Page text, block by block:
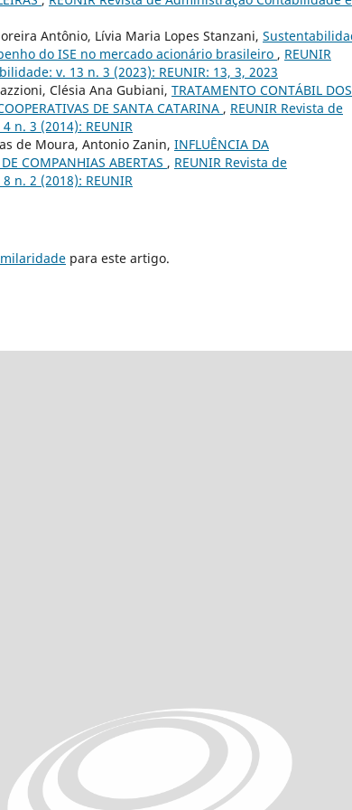
Antônio, Lívia Maria Lopes Stanzani,
do ISE no mercado acionário brasileiro , REUNIR
v. 13 n. 3 (2023): REUNIR: 13, 3, 2023
Clésia Ana Gubiani, TRATAMENTO CONTÁBIL DOS
DE SANTA CATARINA , REUNIR Revista de
n. 3 (2014): REUNIR
de Moura, Antonio Zanin, INFLUÊNCIA DA
COMPANHIAS ABERTAS , REUNIR Revista de
n. 2 (2018): REUNIR
para este artigo.